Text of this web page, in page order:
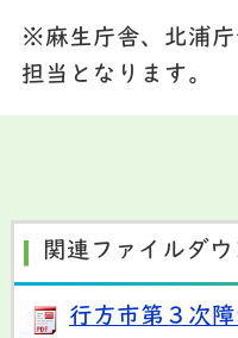
※麻生庁舎、北浦
担当となります。
関連ファイルダウ
行方市第３次